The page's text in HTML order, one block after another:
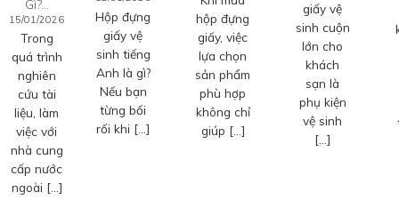
Gì?…
15/01/2026
Trong
quá trình
nghiên
cứu tài
liệu, làm
việc với
nhà cung
cấp nước
ngoài […]
Hộp đựng
giấy vệ
sinh tiếng
Anh là gì?
Nếu bạn
từng bối
rối khi […]
hộp đựng
giấy, việc
lựa chọn
sản phẩm
phù hợp
không chỉ
giúp […]
giấy vệ
sinh cuộn
lớn cho
khách
sạn là
phụ kiện
vệ sinh
[…]